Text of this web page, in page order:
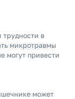
в
микротравмы
могут привести
может